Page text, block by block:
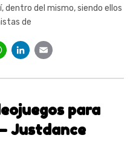
dentro del mismo, siendo ellos
de
WhatsApp
LinkedIn
para
Justdance